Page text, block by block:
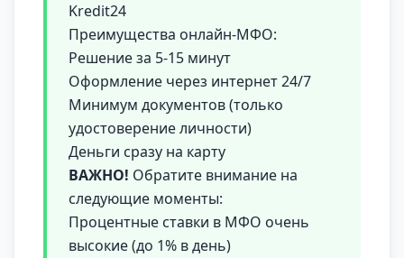
Kredit24
Преимущества онлайн-МФО:
Решение за 5-15 минут
Оформление через интернет 24/7
Минимум документов (только
удостоверение личности)
Деньги сразу на карту
ВАЖНО! Обратите внимание на
следующие моменты:
Процентные ставки в МФО очень
высокие (до 1% в день)